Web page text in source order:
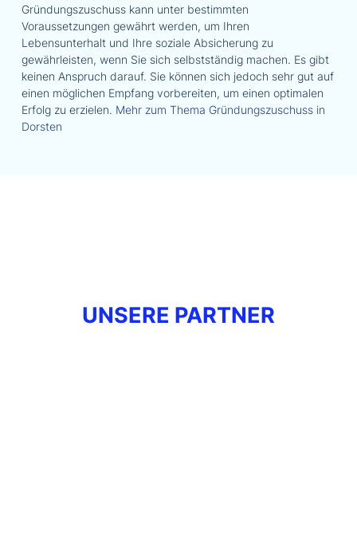
Gründungszuschuss kann unter bestimmten
Voraussetzungen gewährt werden, um Ihren
Lebensunterhalt und Ihre soziale Absicherung zu
gewährleisten, wenn Sie sich selbstständig machen. Es gibt
keinen Anspruch darauf. Sie können sich jedoch sehr gut auf
einen möglichen Empfang vorbereiten, um einen optimalen
Erfolg zu erzielen. Mehr zum Thema Gründungszuschuss in
Dorsten
UNSERE PARTNER